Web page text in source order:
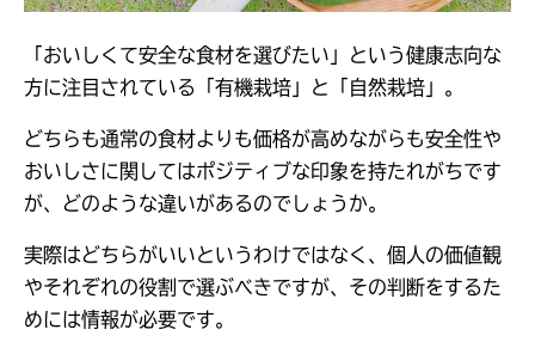
「おいしくて安全な食材を選びたい」という健康志向な
方に注目されている「有機栽培」と「自然栽培」。
どちらも通常の食材よりも価格が高めながらも安全性や
おいしさに関してはポジティブな印象を持たれがちです
が、どのような違いがあるのでしょうか。
実際はどちらがいいというわけではなく、個人の価値観
やそれぞれの役割で選ぶべきですが、その判断をするた
めには情報が必要です。